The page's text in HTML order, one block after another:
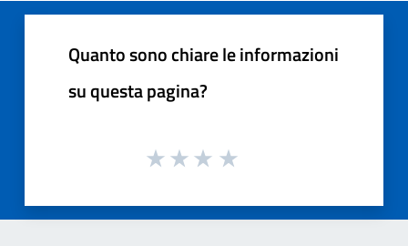
Quanto sono chiare le informazioni
su questa pagina?